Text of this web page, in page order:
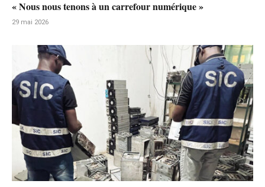
« Nous nous tenons à un carrefour numérique »
29 mai 2026